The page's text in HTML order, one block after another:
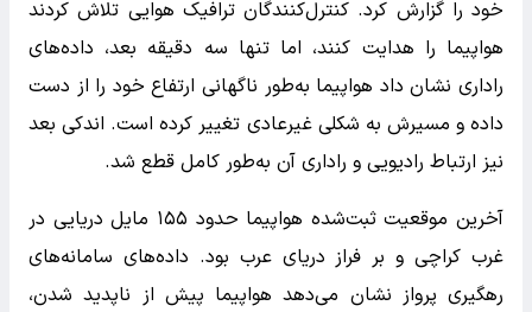
خود را گزارش کرد. کنترل‌کنندگان ترافیک هوایی تلاش کردند
هواپیما را هدایت کنند، اما تنها سه دقیقه بعد، داده‌های
راداری نشان داد هواپیما به‌طور ناگهانی ارتفاع خود را از دست
داده و مسیرش به شکلی غیرعادی تغییر کرده است. اندکی بعد
نیز ارتباط رادیویی و راداری آن به‌طور کامل قطع شد.
آخرین موقعیت ثبت‌شده هواپیما حدود ۱۵۵ مایل دریایی در
غرب کراچی و بر فراز دریای عرب بود. داده‌های سامانه‌های
رهگیری پرواز نشان می‌دهد هواپیما پیش از ناپدید شدن،